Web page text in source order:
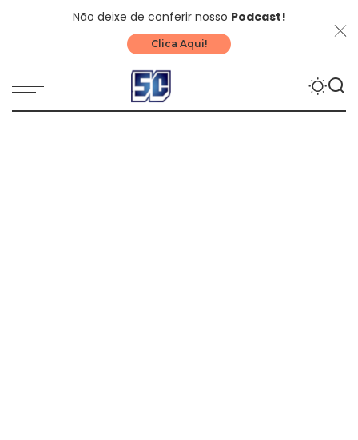
Não deixe de conferir nosso Podcast!
Clica Aqui!